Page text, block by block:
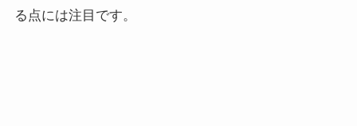
る点には注目です。